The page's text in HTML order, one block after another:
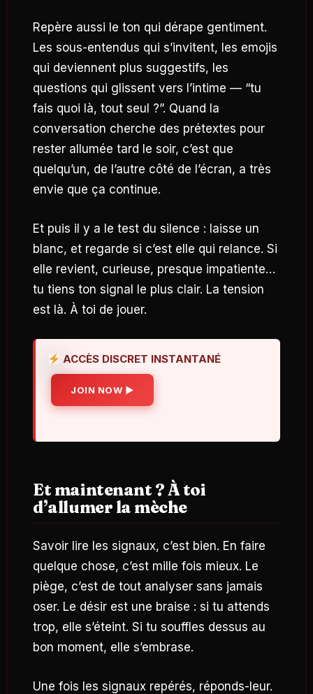
Repère aussi le ton qui dérape gentiment.
Les sous-entendus qui s’invitent, les emojis
qui deviennent plus suggestifs, les
questions qui glissent vers l’intime — “tu
fais quoi là, tout seul ?”. Quand la
conversation cherche des prétextes pour
rester allumée tard le soir, c’est que
quelqu’un, de l’autre côté de l’écran, a très
envie que ça continue.
Et puis il y a le test du silence : laisse un
blanc, et regarde si c’est elle qui relance. Si
elle revient, curieuse, presque impatiente…
tu tiens ton signal le plus clair. La tension
est là. À toi de jouer.
ACCÈS DISCRET INSTANTANÉ
JOIN NOW ▶
Et maintenant ? À toi
d’allumer la mèche
Savoir lire les signaux, c’est bien. En faire
quelque chose, c’est mille fois mieux. Le
piège, c’est de tout analyser sans jamais
oser. Le désir est une braise : si tu attends
trop, elle s’éteint. Si tu souffles dessus au
bon moment, elle s’embrase.
Une fois les signaux repérés, réponds-leur.